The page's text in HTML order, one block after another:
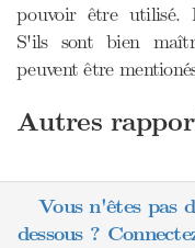
pouvoir être utilisé.
S'ils sont bien
peuvent être
Autres
Vous n'êtes pas
dessous ?